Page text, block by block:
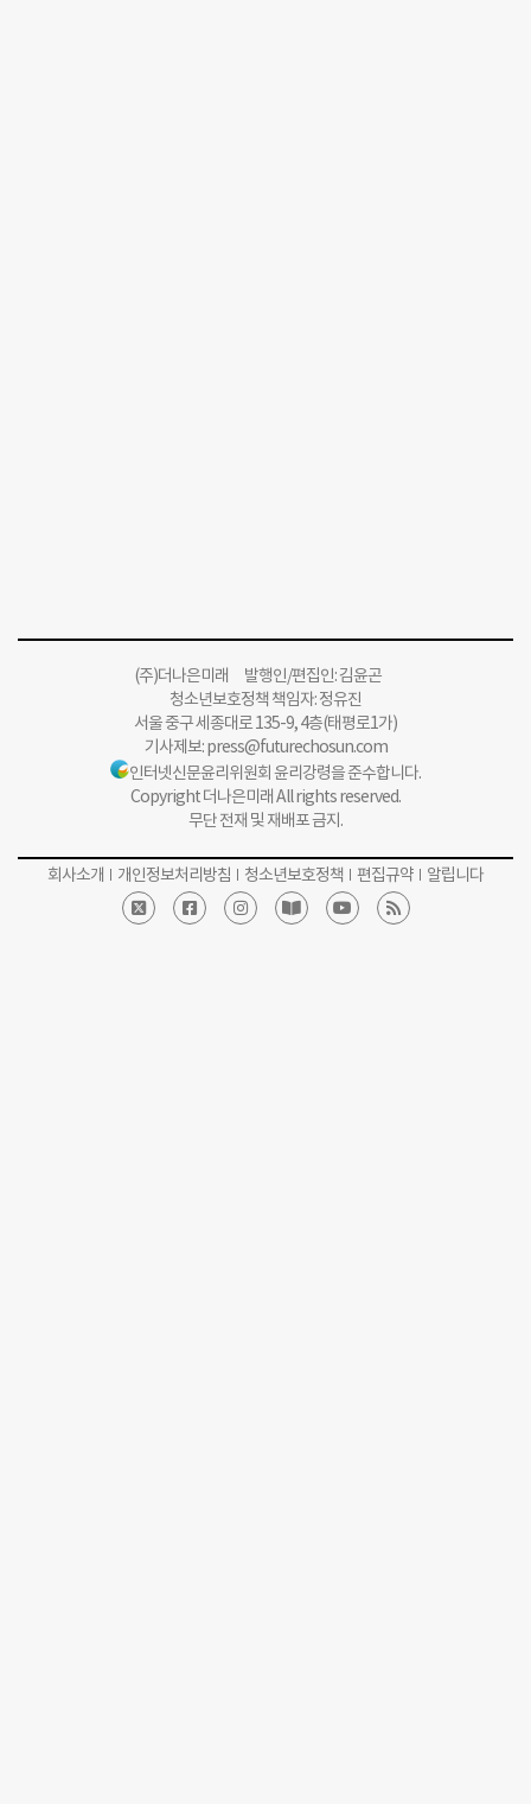
(주)더나은미래 발행인/편집인: 김윤곤
청소년보호정책 책임자: 정유진
서울 중구 세종대로 135-9, 4층(태평로1가)
기사제보:press@futurechosun.com
인터넷신문윤리위원회 윤리강령을 준수합니다.
Copyright 더나은미래 All rights reserved.
무단 전재 및 재배포 금지.
회사소개 개인정보처리방침 청소년보호정책 편집규약 알립니다